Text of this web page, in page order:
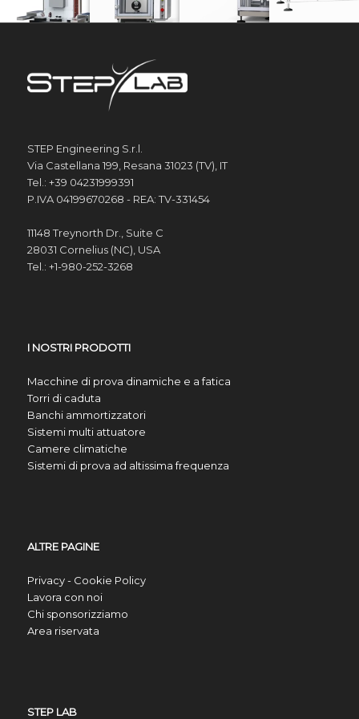
STEP Engineering S.r.l.
Via Castellana 199, Resana 31023 (TV), IT
Tel.: +39 04231999391
P.IVA 04199670268 - REA: TV-331454
11148 Treynorth Dr., Suite C
28031 Cornelius (NC), USA
Tel.: +1-980-252-3268
I NOSTRI PRODOTTI
Macchine di prova dinamiche e a fatica
Torri di caduta
Banchi ammortizzatori
Sistemi multi attuatore
Camere climatiche
Sistemi di prova ad altissima frequenza
ALTRE PAGINE
Privacy - Cookie Policy
Lavora con noi
Chi sponsorizziamo
Area riservata
STEP LAB